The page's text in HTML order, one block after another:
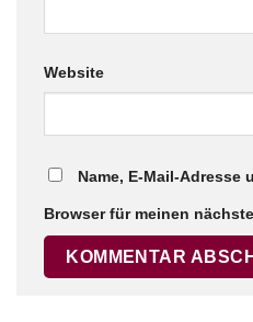
Website
Name, E-Mail-Adresse
Browser für meinen